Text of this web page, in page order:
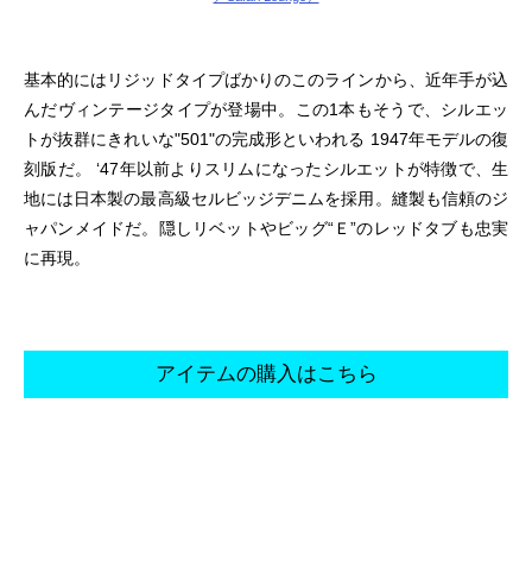
基本的にはリジッドタイプばかりのこのラインから、近年手が込
んだヴィンテージタイプが登場中。この1本もそうで、シルエッ
トが抜群にきれいな"501"の完成形といわれる 1947年モデルの復
刻版だ。 ‘47年以前よりスリムになったシルエットが特徴で、生
地には日本製の最高級セルビッジデニムを採用。縫製も信頼のジ
ャパンメイドだ。隠しリベットやビッグ“Ｅ”のレッドタブも忠実
に再現。
アイテムの購入はこちら